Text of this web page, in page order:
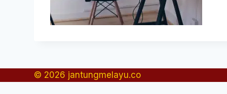
© 2026 jantungmelayu.co